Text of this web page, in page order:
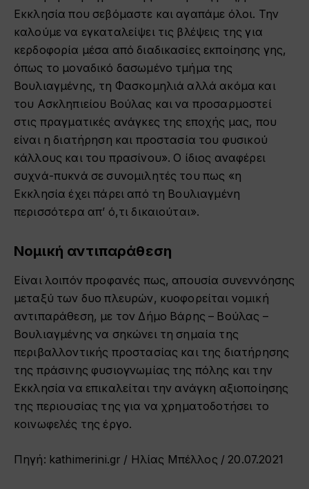
Εκκλησία που σεβόμαστε και αγαπάμε όλοι. Την
καλούμε να εγκαταλείψει τις βλέψεις της για
κερδοφορία μέσα από διαδικασίες εκποίησης γης,
όπως το μοναδικό δασωμένο τμήμα της
Βουλιαγμένης, τη Φασκομηλιά αλλά ακόμα και
του Ασκληπιείου Βούλας και να προσαρμοστεί
στις πραγματικές ανάγκες της εποχής μας, που
είναι η διατήρηση και προστασία του φυσικού
κάλλους και του πρασίνου». Ο ίδιος αναφέρει
συχνά-πυκνά σε συνομιλητές του πως «η
Εκκλησία έχει πάρει από τη Βουλιαγμένη
περισσότερα απ’ ό,τι δικαιούται».
Νομική αντιπαράθεση
Είναι λοιπόν προφανές πως, απουσία συνεννόησης
μεταξύ των δυο πλευρών, κυοφορείται νομική
αντιπαράθεση, με τον Δήμο Βάρης – Βούλας –
Βουλιαγμένης να σηκώνει τη σημαία της
περιβαλλοντικής προστασίας και της διατήρησης
της πράσινης φυσιογνωμίας της πόλης και την
Εκκλησία να επικαλείται την ανάγκη αξιοποίησης
της περιουσίας της για να χρηματοδοτήσει το
κοινωφελές της έργο.
Πηγή: kathimerini.gr / Ηλίας Μπέλλος / 20.07.2021